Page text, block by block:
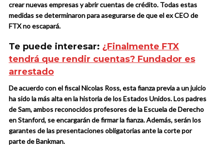
crear nuevas empresas y abrir cuentas de crédito. Todas estas
medidas se determinaron para asegurarse de que el ex CEO de
FTX no escapará.
Te puede interesar: ¿Finalmente FTX
tendrá que rendir cuentas? Fundador es
arrestado
De acuerdo con el fiscal Nicolas Ross, esta fianza previa a un juicio
ha sido la más alta en la historia de los Estados Unidos. Los padres
de Sam, ambos reconocidos profesores de la Escuela de Derecho
en Stanford, se encargarán de firmar la fianza. Además, serán los
garantes de las presentaciones obligatorias ante la corte por
parte de Bankman.